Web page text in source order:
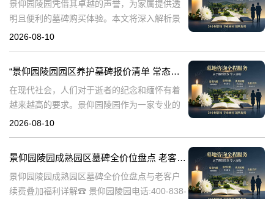
景仰园陵园凭借其卓越的声誉，为家属提供透
明且便利的墓碑购买体验。本文将深入解析景
仰园陵园多年养护墓碑的统一售价政策，以及
2026-08-10
“景仰园陵园园区养护墓碑报价清单 常态化保洁无需额外付费 透明价格与服务详解”
在现代社会，人们对于逝者的纪念和缅怀有着
越来越高的要求。景仰园陵园作为一家专业的
陵园服务机构，一直致力于提供高品质的园区
2026-08-10
景仰园陵园成熟园区墓碑全价位盘点 老客户续费叠加福利详解
景仰园陵园成熟园区墓碑全价位盘点与老客户
续费叠加福利详解☎ 景仰园陵园电话:400-838-